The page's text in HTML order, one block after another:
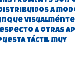
a
visualménte
a otras
táctil muy